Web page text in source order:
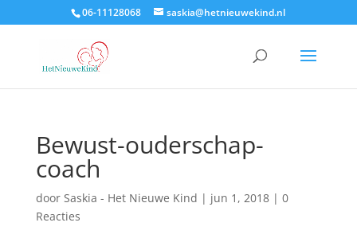
06-11128068 saskia@hetnieuwekind.nl
Bewust-ouderschap-
coach
door Saskia - Het Nieuwe Kind | jun 1, 2018| 0
Reacties